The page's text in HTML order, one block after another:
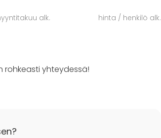
kuitenkin mahdollisuuksia moneen
ja kerro toiveistasi.
alk. hinta / henkilö alk.
yhteydessä!